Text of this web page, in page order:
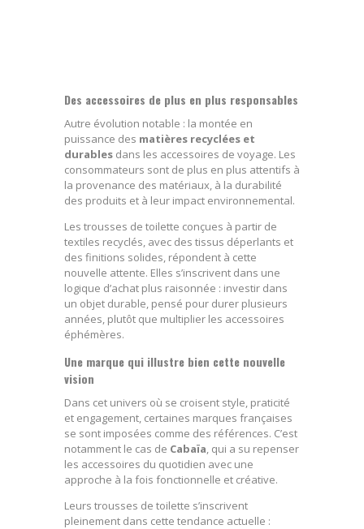
Des accessoires de plus en plus responsables
Autre évolution notable : la montée en
puissance des matières recyclées et
durables dans les accessoires de voyage. Les
consommateurs sont de plus en plus attentifs à
la provenance des matériaux, à la durabilité
des produits et à leur impact environnemental.
Les trousses de toilette conçues à partir de
textiles recyclés, avec des tissus déperlants et
des finitions solides, répondent à cette
nouvelle attente. Elles s’inscrivent dans une
logique d’achat plus raisonnée : investir dans
un objet durable, pensé pour durer plusieurs
années, plutôt que multiplier les accessoires
éphémères.
Une marque qui illustre bien cette nouvelle
vision
Dans cet univers où se croisent style, praticité
et engagement, certaines marques françaises
se sont imposées comme des références. C’est
notamment le cas de Cabaïa, qui a su repenser
les accessoires du quotidien avec une
approche à la fois fonctionnelle et créative.
Leurs trousses de toilette s’inscrivent
pleinement dans cette tendance actuelle :